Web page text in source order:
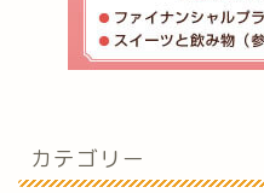
カテゴリー